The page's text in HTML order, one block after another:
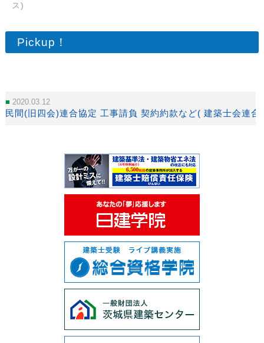
ス)
Pickup！
2020.03.12
民間(旧四会)連合協定 工事請負 契約約款など( 建築士会連合